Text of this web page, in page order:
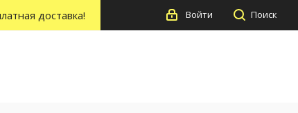
доставка! Поиск
Войти